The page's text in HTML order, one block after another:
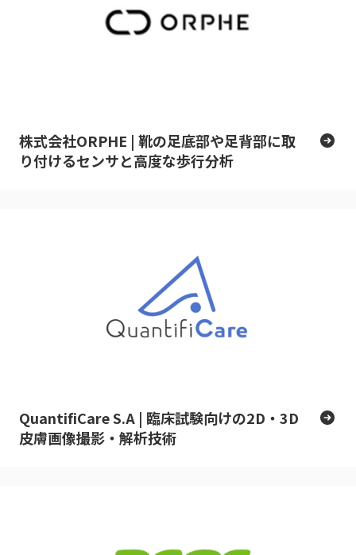
株式会社ORPHE | 靴の足底部や足背部に取
り付けるセンサと高度な歩行分析
QuantifiCare S.A | 臨床試験向けの2D・3D
皮膚画像撮影・解析技術